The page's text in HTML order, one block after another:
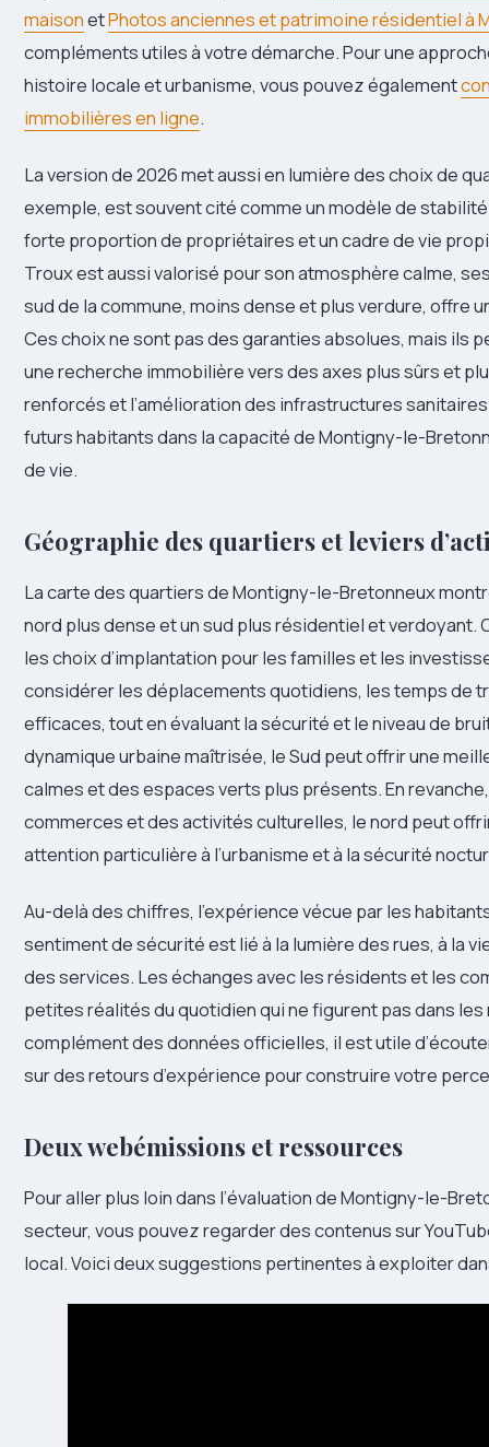
maisonetPhotos anciennes et patrimoine résidentiel à
compléments utiles à votre démarche. Pour une
histoire locale et urbanisme, vous pouvez également
immobilières en ligne.
La version de 2026 met aussi en lumière des choix de
exemple, est souvent cité comme un modèle de
forte proportion de propriétaires et un cadre de vie
Troux est aussi valorisé pour son atmosphère calme,
sud de la commune, moins dense et plus verdure, offre
Ces choix ne sont pas des garanties absolues, mais ils
une recherche immobilière vers des axes plus sûrs et
renforcés et l’amélioration des infrastructures
futurs habitants dans la capacité de Montigny-le-
de vie.
Géographie des quartiers et leviers
La carte des quartiers de Montigny-le-Bretonneux
nord plus dense et un sud plus résidentiel et
les choix d’implantation pour les familles et les
considérer les déplacements quotidiens, les temps de
efficaces, tout en évaluant la sécurité et le niveau de
dynamique urbaine maîtrisée, le Sud peut offrir une
calmes et des espaces verts plus présents. En
commerces et des activités culturelles, le nord peut
attention particulière à l’urbanisme et à la sécurité
Au-delà des chiffres, l’expérience vécue par les
sentiment de sécurité est lié à la lumière des rues, à la
des services. Les échanges avec les résidents et les
petites réalités du quotidien qui ne figurent pas dans
complément des données officielles, il est utile
sur des retours d’expérience pour construire votre
Deux webémissions et ressources
Pour aller plus loin dans l’évaluation de Montigny-le-
secteur, vous pouvez regarder des contenus sur
local. Voici deux suggestions pertinentes à exploiter